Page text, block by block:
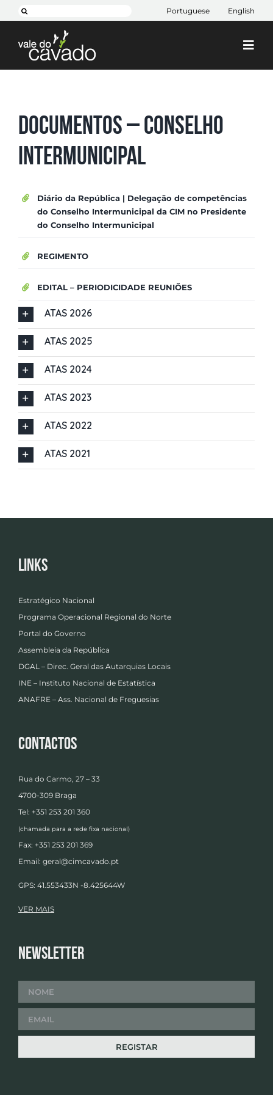
to
content
Pesquisar Portuguese English
Projetos
+ CIM
Documentos – Conselho
Intermunicipal
Diário da República | Delegação de competências
do Conselho Intermunicipal da CIM no Presidente
do Conselho Intermunicipal
REGIMENTO
EDITAL – PERIODICIDADE REUNIÕES
ATAS 2026
ATAS 2025
ATAS 2024
ATAS 2023
ATAS 2022
ATAS 2021
Links
Estratégico Nacional
Programa Operacional Regional do Norte
Portal do Governo
Assembleia da República
DGAL – Direc. Geral das Autarquias Locais
INE – Instituto Nacional de Estatística
ANAFRE – Ass. Nacional de Freguesias
Contactos
Rua do Carmo, 27 – 33
4700-309 Braga
Tel: +351 253 201 360
(chamada para a rede fixa nacional)
Fax: +351 253 201 369
Email: geral@cimcavado.pt
GPS: 41.553433N -8.425644W
VER MAIS
Newsletter